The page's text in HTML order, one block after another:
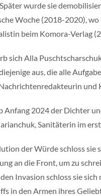
wurde sie
Woche (2018-2020),
beim Komora-Verlag
sich Alla
aus, die alle
Anfang 2024 der Dichter
Sanitäterin im
der Würde schloss sie
an die Front, um zu
Invasion schloss sie
in den Armen ihres